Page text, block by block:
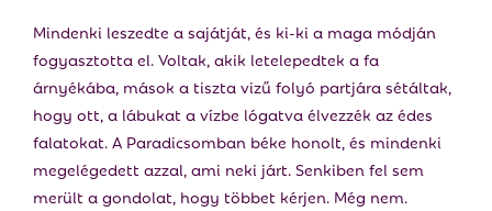
Mindenki leszedte a sajátját, és ki-ki a maga módján
fogyasztotta el. Voltak, akik letelepedtek a fa
árnyékába, mások a tiszta vizű folyó partjára sétáltak,
hogy ott, a lábukat a vízbe lógatva élvezzék az édes
falatokat. A Paradicsomban béke honolt, és mindenki
megelégedett azzal, ami neki járt. Senkiben fel sem
merült a gondolat, hogy többet kérjen. Még nem.